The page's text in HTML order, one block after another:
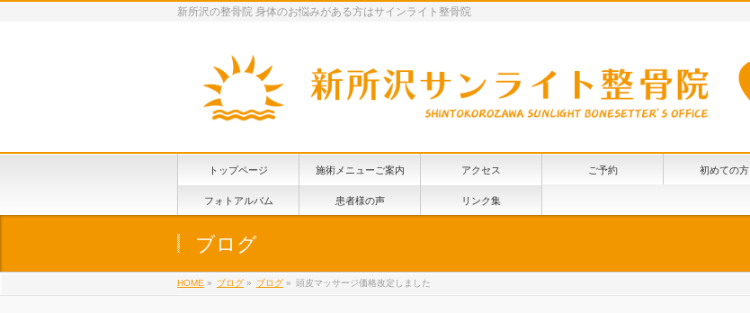
新所沢の整骨院 身体のお悩みがある方はサインライト整骨院
トップページ 施術メニューご案内 アクセス ご予約 初めての方
フォトアルバム 患者様の声 リンク集
ブログ
HOME » ブログ » ブログ » 頭皮マッサージ価格改定しました